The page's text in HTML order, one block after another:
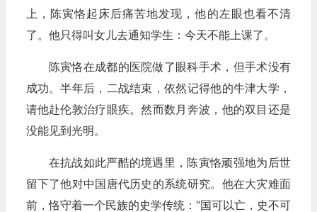
上，陈寅恪起床后痛苦地发现，他的左眼也看不清
了。他只得叫女儿去通知学生：今天不能上课了。
陈寅恪在成都的医院做了眼科手术，但手术没有
成功。半年后，二战结束，依然记得他的牛津大学，
请他赴伦敦治疗眼疾。然而数月奔波，他的双目还是
没能见到光明。
在抗战如此严酷的境遇里，陈寅恪顽强地为后世
留下了他对中国唐代历史的系统研究。他在大灾难面
前，恪守着一个民族的史学传统：“国可以亡，史不可